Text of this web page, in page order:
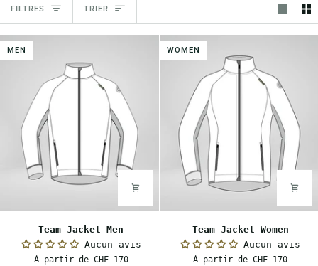
FILTRES Trier
TRIER
MEN
Jacket
Men
Team Jacket Men
Aucun avis
À partir de CHF 170
WOMEN
Jacket
Women
Team Jacket Women
Aucun avis
À partir de CHF 170